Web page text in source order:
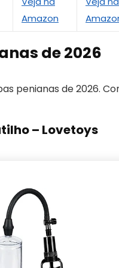
Amazon
de 2026
penianas de 2026.
– Lovetoys